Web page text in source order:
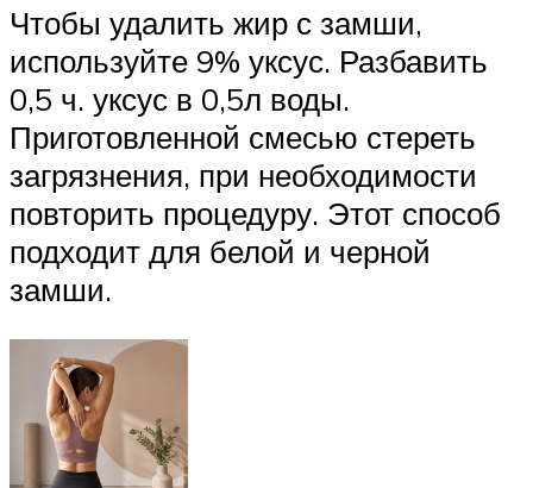
Чтобы удалить жир с замши,
используйте 9% уксус. Разбавить
0,5 ч. уксус в 0,5л воды.
Приготовленной смесью стереть
загрязнения, при необходимости
повторить процедуру. Этот способ
подходит для белой и черной
замши.